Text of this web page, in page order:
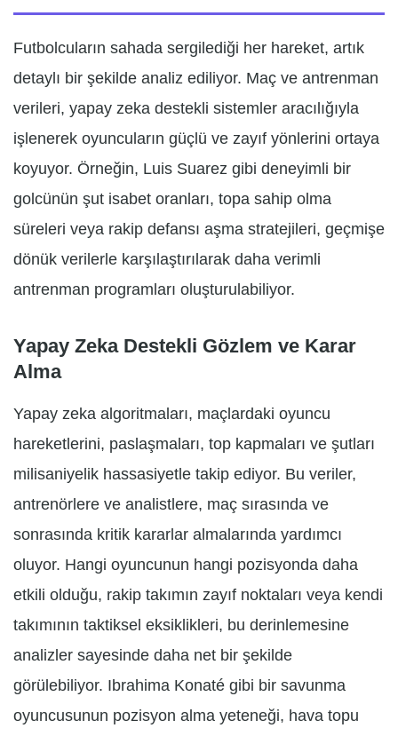
Futbolcuların sahada sergilediği her hareket, artık
detaylı bir şekilde analiz ediliyor. Maç ve antrenman
verileri, yapay zeka destekli sistemler aracılığıyla
işlenerek oyuncuların güçlü ve zayıf yönlerini ortaya
koyuyor. Örneğin, Luis Suarez gibi deneyimli bir
golcünün şut isabet oranları, topa sahip olma
süreleri veya rakip defansı aşma stratejileri, geçmişe
dönük verilerle karşılaştırılarak daha verimli
antrenman programları oluşturulabiliyor.
Yapay Zeka Destekli Gözlem ve Karar
Alma
Yapay zeka algoritmaları, maçlardaki oyuncu
hareketlerini, paslaşmaları, top kapmaları ve şutları
milisaniyelik hassasiyetle takip ediyor. Bu veriler,
antrenörlere ve analistlere, maç sırasında ve
sonrasında kritik kararlar almalarında yardımcı
oluyor. Hangi oyuncunun hangi pozisyonda daha
etkili olduğu, rakip takımın zayıf noktaları veya kendi
takımının taktiksel eksiklikleri, bu derinlemesine
analizler sayesinde daha net bir şekilde
görülebiliyor. Ibrahima Konaté gibi bir savunma
oyuncusunun pozisyon alma yeteneği, hava topu